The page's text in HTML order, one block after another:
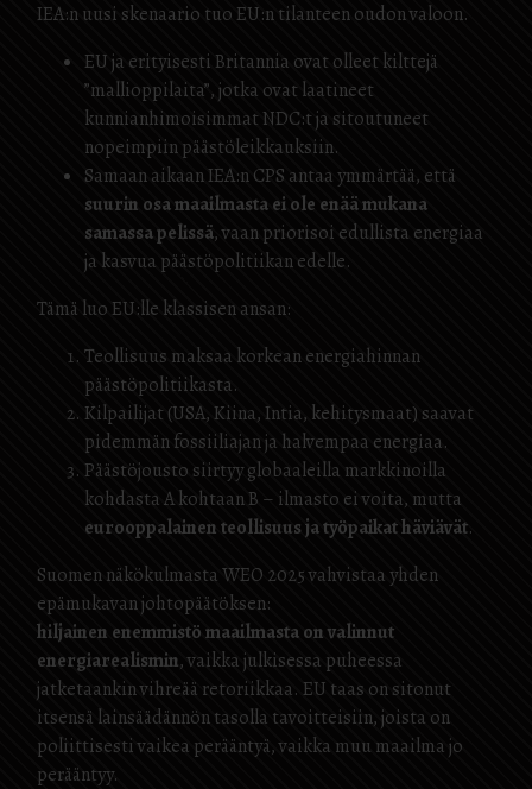
IEA:n uusi skenaario tuo EU:n tilanteen oudon valoon.
EU ja erityisesti Britannia ovat olleet kilttejä
”mallioppilaita”, jotka ovat laatineet
kunnianhimoisimmat NDC:t ja sitoutuneet
nopeimpiin päästöleikkauksiin.
Samaan aikaan IEA:n CPS antaa ymmärtää, että
suurin osa maailmasta ei ole enää mukana
samassa pelissä, vaan priorisoi edullista energiaa
ja kasvua päästöpolitiikan edelle.
Tämä luo EU:lle klassisen ansan:
Teollisuus maksaa korkean energiahinnan
päästöpolitiikasta.
Kilpailijat (USA, Kiina, Intia, kehitysmaat) saavat
pidemmän fossiiliajan ja halvempaa energiaa.
Päästöjousto siirtyy globaaleilla markkinoilla
kohdasta A kohtaan B – ilmasto ei voita, mutta
eurooppalainen teollisuus ja työpaikat häviävät.
Suomen näkökulmasta WEO 2025 vahvistaa yhden
epämukavan johtopäätöksen:
hiljainen enemmistö maailmasta on valinnut
energiarealismin, vaikka julkisessa puheessa
jatketaankin vihreää retoriikkaa. EU taas on sitonut
itsensä lainsäädännön tasolla tavoitteisiin, joista on
poliittisesti vaikea perääntyä, vaikka muu maailma jo
perääntyy.